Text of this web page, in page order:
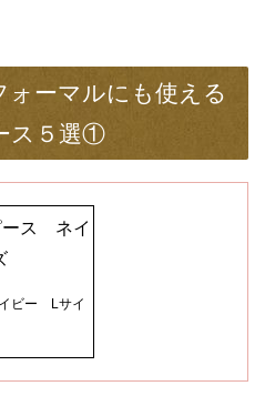
ォーマルにも使える
ス５選①
ビー Lサイ